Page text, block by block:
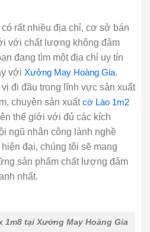
rất nhiều địa chỉ, cơ sở bán
với chất lượng không đảm
đang tìm một địa chỉ uy tín
với Xưởng May Hoàng Gia.
đi đầu trong lĩnh vực sản xuất
chuyên sản xuấtcờ Lào 1m2
thế giới với đủ các kích
ngũ nhân công lành nghề
đại, chúng tôi sẽ mang
sản phẩm chất lượng đảm
nhất.
1m8 tại Xưởng May Hoàng Gia